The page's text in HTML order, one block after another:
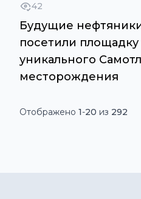
42
Будущие
посетили площадку
уникального
месторождения
Отображено 1-20 из 292